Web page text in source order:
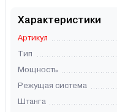
Характеристики
Артикул
Тип
Мощность
Режущая система
Штанга